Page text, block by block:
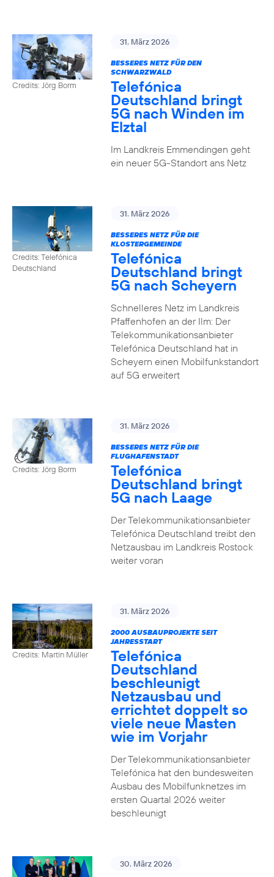
Credits: Jörg Borm
31. März 2026
BESSERES NETZ FÜR DEN
SCHWARZWALD
Telefónica
Deutschland bringt
5G nach Winden im
Elztal
Im Landkreis Emmendingen geht
ein neuer 5G-Standort ans Netz
Credits: Telefónica
Deutschland
31. März 2026
BESSERES NETZ FÜR DIE
KLOSTERGEMEINDE
Telefónica
Deutschland bringt
5G nach Scheyern
Schnelleres Netz im Landkreis
Pfaffenhofen an der Ilm: Der
Telekommunikationsanbieter
Telefónica Deutschland hat in
Scheyern einen Mobilfunkstandort
auf 5G erweitert
Credits: Jörg Borm
31. März 2026
BESSERES NETZ FÜR DIE
FLUGHAFENSTADT
Telefónica
Deutschland bringt
5G nach Laage
Der Telekommunikationsanbieter
Telefónica Deutschland treibt den
Netzausbau im Landkreis Rostock
weiter voran
Credits: Martin Müller
31. März 2026
2000 AUSBAUPROJEKTE SEIT
JAHRESSTART
Telefónica
Deutschland
beschleunigt
Netzausbau und
errichtet doppelt so
viele neue Masten
wie im Vorjahr
Der Telekommunikationsanbieter
Telefónica hat den bundesweiten
Ausbau des Mobilfunknetzes im
ersten Quartal 2026 weiter
beschleunigt
30. März 2026